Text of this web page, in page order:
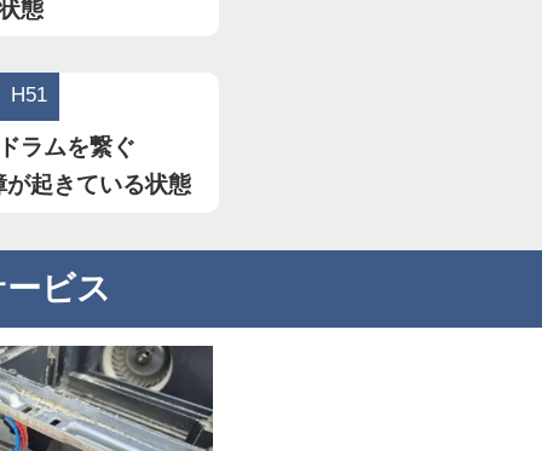
態
H51
ラムを繋ぐ
が起きている状態
ビス